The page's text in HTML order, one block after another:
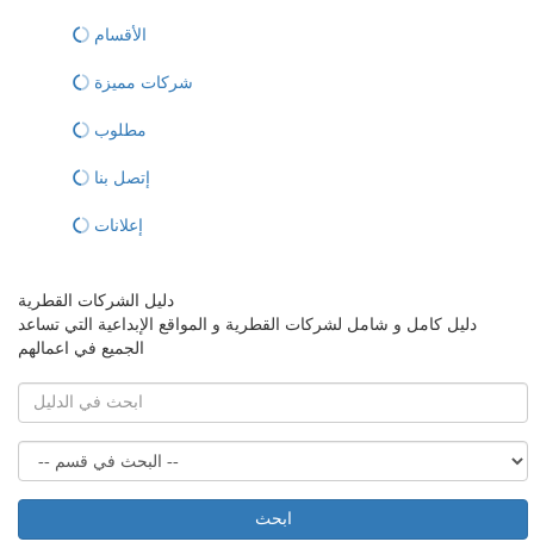
الأقسام
شركات مميزة
مطلوب
إتصل بنا
إعلانات
دليل الشركات القطرية
دليل كامل و شامل لشركات القطرية و المواقع الإبداعية التي تساعد
الجميع في اعمالهم
ابحث